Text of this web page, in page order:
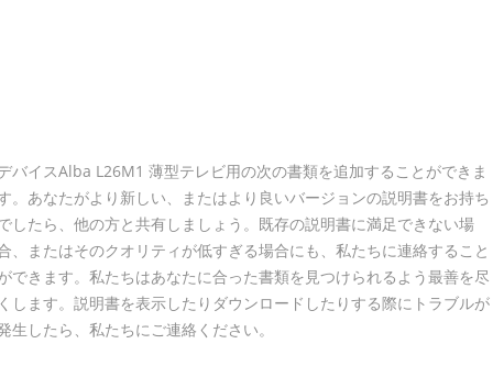
バイスAlba L26M1 薄型テレビ用の次の書類を追加することができま
。あなたがより新しい、またはより良いバージョンの説明書をお持ち
したら、他の方と共有しましょう。既存の説明書に満足できない場
、またはそのクオリティが低すぎる場合にも、私たちに連絡すること
できます。私たちはあなたに合った書類を見つけられるよう最善を尽
します。説明書を表示したりダウンロードしたりする際にトラブルが
生したら、私たちにご連絡ください。